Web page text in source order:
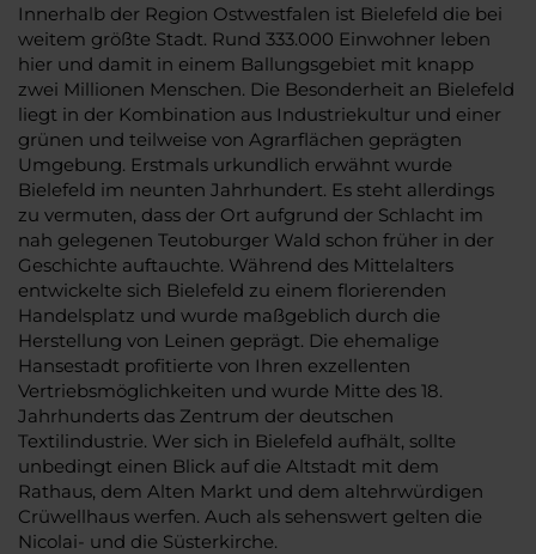
Innerhalb der Region Ostwestfalen ist Bielefeld die bei
weitem größte Stadt. Rund 333.000 Einwohner leben
hier und damit in einem Ballungsgebiet mit knapp
zwei Millionen Menschen. Die Besonderheit an Bielefeld
liegt in der Kombination aus Industriekultur und einer
grünen und teilweise von Agrarflächen geprägten
Umgebung. Erstmals urkundlich erwähnt wurde
Bielefeld im neunten Jahrhundert. Es steht allerdings
zu vermuten, dass der Ort aufgrund der Schlacht im
nah gelegenen Teutoburger Wald schon früher in der
Geschichte auftauchte. Während des Mittelalters
entwickelte sich Bielefeld zu einem florierenden
Handelsplatz und wurde maßgeblich durch die
Herstellung von Leinen geprägt. Die ehemalige
Hansestadt profitierte von Ihren exzellenten
Vertriebsmöglichkeiten und wurde Mitte des 18.
Jahrhunderts das Zentrum der deutschen
Textilindustrie. Wer sich in Bielefeld aufhält, sollte
unbedingt einen Blick auf die Altstadt mit dem
Rathaus, dem Alten Markt und dem altehrwürdigen
Crüwellhaus werfen. Auch als sehenswert gelten die
Nicolai- und die Süsterkirche.